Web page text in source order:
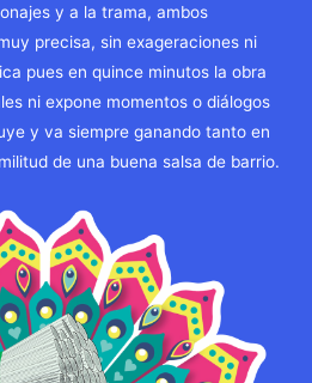
y a la trama, ambos
precisa, sin exageraciones ni
pues en quince minutos la obra
ni expone momentos o diálogos
y va siempre ganando tanto en
de una buena salsa de barrio.